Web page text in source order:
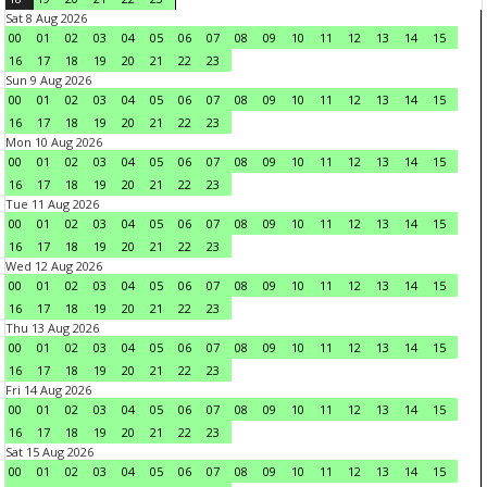
Sat 8 Aug 2026
00
01 02 03 04 05 06 07 08 09 10 11 12 13 14
15
16
17 18 19 20 21 22
23
Sun 9 Aug 2026
00
01 02 03 04 05 06 07 08 09 10 11 12 13 14
15
16
17 18 19 20 21 22
23
Mon 10 Aug 2026
00
01 02 03 04 05 06 07 08 09 10 11 12 13 14
15
16
17 18 19 20 21 22
23
Tue 11 Aug 2026
00
01 02 03 04 05 06 07 08 09 10 11 12 13 14
15
16
17 18 19 20 21 22
23
Wed 12 Aug 2026
00
01 02 03 04 05 06 07 08 09 10 11 12 13 14
15
16
17 18 19 20 21 22
23
Thu 13 Aug 2026
00
01 02 03 04 05 06 07 08 09 10 11 12 13 14
15
16
17 18 19 20 21 22
23
Fri 14 Aug 2026
00
01 02 03 04 05 06 07 08 09 10 11 12 13 14
15
16
17 18 19 20 21 22
23
Sat 15 Aug 2026
00
01 02 03 04 05 06 07 08 09 10 11 12 13 14
15